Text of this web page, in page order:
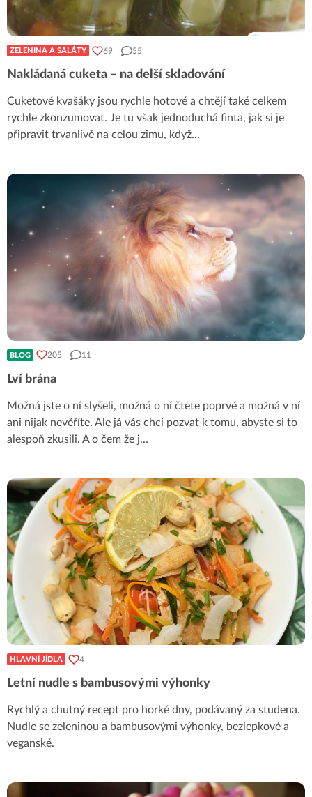
ZELENINA A SALÁTY 69 55
Nakládaná cuketa – na delší skladování
Cuketové kvašáky jsou rychle hotové a chtějí také celkem
rychle zkonzumovat. Je tu však jednoduchá finta, jak si je
připravit trvanlivé na celou zimu, když...
BLOG 205 11
Lví brána
Možná jste o ní slyšeli, možná o ní čtete poprvé a možná v ní
ani nijak nevěříte. Ale já vás chci pozvat k tomu, abyste si to
alespoň zkusili. A o čem že j...
HLAVNÍ JÍDLA 4
Letní nudle s bambusovými výhonky
Rychlý a chutný recept pro horké dny, podávaný za studena.
Nudle se zeleninou a bambusovými výhonky, bezlepkové a
veganské.